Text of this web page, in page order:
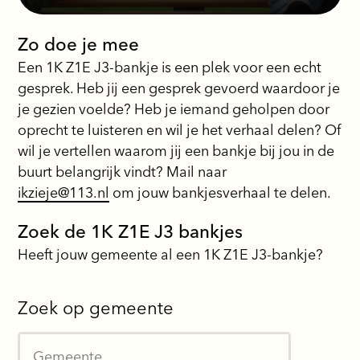
Zo doe je mee
Een 1K Z1E J3-bankje is een plek voor een echt
gesprek. Heb jij een gesprek gevoerd waardoor je
je gezien voelde? Heb je iemand geholpen door
oprecht te luisteren en wil je het verhaal delen? Of
wil je vertellen waarom jij een bankje bij jou in de
buurt belangrijk vindt? Mail naar
ikzieje@113.nl om jouw bankjesverhaal te delen.
Zoek de 1K Z1E J3 bankjes
Heeft jouw gemeente al een 1K Z1E J3-bankje?
Zoek op gemeente